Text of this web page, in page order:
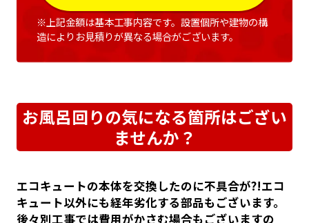
※上記金額は基本工事内容です。設置個所や建物の構
造によりお見積りが異なる場合がございます。
お風呂回りの気になる箇所はござい
ませんか？
エコキュートの本体を交換したのに不具合が?!エコ
キュート以外にも経年劣化する部品もございます。
後々別工事では費用がかさむ場合もございますの